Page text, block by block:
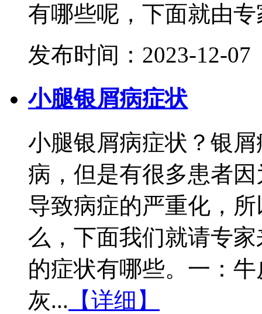
有哪些呢，下面就由专
发布时间：2023-12-07
小腿银屑病症状
小腿银屑病症状？银
病，但是有很多患者
导致病症的严重化，
么，下面我们就请专
的症状有哪些。一：
灰... 【详细】